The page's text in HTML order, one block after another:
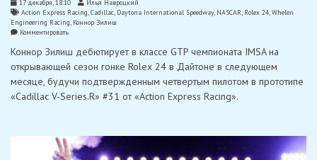
17 декабря, 18:10
Илья Навроцкий
Action Express Racing,Cadillac, Daytona International Speedway, NASCAR, Rolex 24,Whelen
Engineering Racing, Коннор Зилиш
Комментироватьon
выступит
за
команду
«Cadillac
Whelen»
в
Коннор Зилиш дебютирует в классе GTP чемпионата IMSA на
открывающей сезон гонке Rolex 24 в Дайтоне в следующем
месяце, будучи подтвержденным четвертым пилотом в прототипе
«Cadillac V-Series.R» #31 от «Action Express Racing».